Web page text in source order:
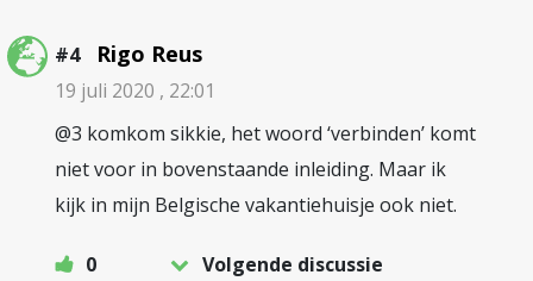
#4 Rigo Reus
19 juli 2020 , 22:01
@3 komkom sikkie, het woord ‘verbinden’ komt
niet voor in bovenstaande inleiding. Maar ik
kijk in mijn Belgische vakantiehuisje ook niet.
0
Volgende discussie